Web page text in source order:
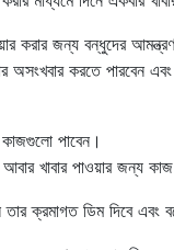
করার জন্য বন্ধুদের
অসংখবার করতে পারবেন
পাবেন।
খাবার পাওয়ার জন্য
ক্রমাগত ডিম দিবে এবং